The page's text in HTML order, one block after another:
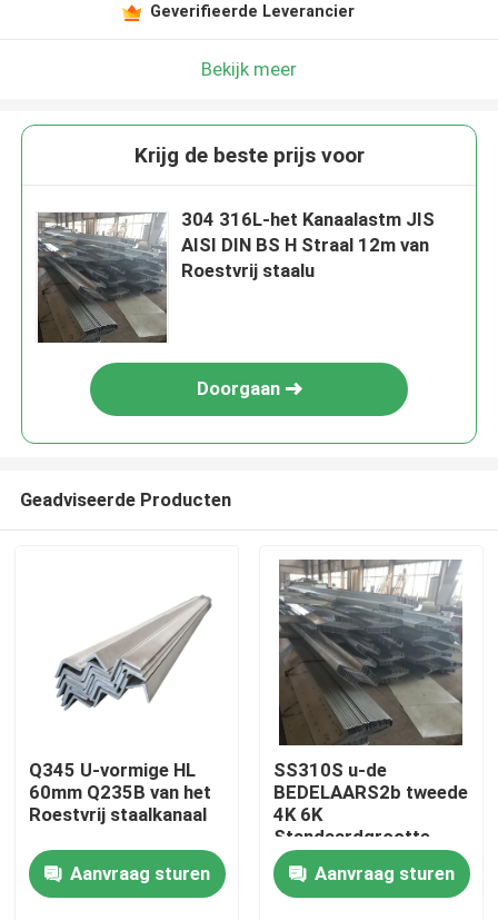
Huis
Producten
Geverifieerde Leverancier
Bekijk meer
Krijg de beste prijs voor
304 316L-het Kanaalastm JIS
AISI DIN BS H Straal 12m van
Roestvrij staalu
Doorgaan
Geadviseerde Producten
Q345 U-vormige HL
60mm Q235B van het
Roestvrij staalkanaal
Aanvraag sturen
SS310S u-de
BEDELAARS2b tweede
4K 6K
Standaardgrootte
1000mm van het
Roestvrij staalkanaal
Aanvraag sturen